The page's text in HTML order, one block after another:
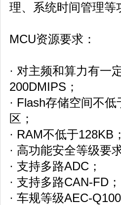
理、系统时间管理等
MCU资源要求：
· 对主频和算力有一
200DMIPS；
· Flash存储空间不
区；
· RAM不低于128KB；
· 高功能安全等级要
· 支持多路ADC；
· 支持多路CAN-FD；
· 车规等级AEC-